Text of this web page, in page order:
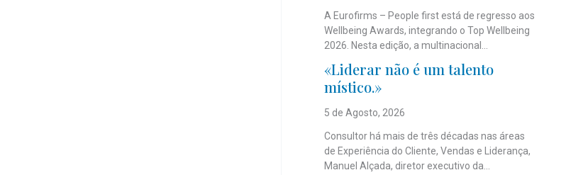
A Eurofirms – People first está de regresso aos
Wellbeing Awards, integrando o Top Wellbeing
2026. Nesta edição, a multinacional...
«Liderar não é um talento
místico.»
5 de Agosto, 2026
Consultor há mais de três décadas nas áreas
de Experiência do Cliente, Vendas e Liderança,
Manuel Alçada, diretor executivo da...